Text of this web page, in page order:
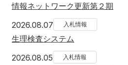
情報ネットワーク更新第２期
2026.08.07 2026年8月7日
入札情報
生理検査システム
2026.08.05 2026年8月5日
入札情報